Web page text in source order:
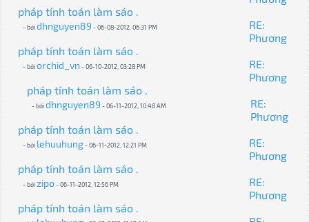
pháp tính toán làm sáo .
- bởidhnguyen89 - 06-08-2012, 06:31 PM
RE:
Phương
pháp tính toán làm sáo .
- bởiorchid_vn - 06-10-2012, 03:28 PM
RE:
Phương
pháp tính toán làm sáo .
- bởidhnguyen89 - 06-11-2012, 10:48 AM
RE:
Phương
pháp tính toán làm sáo .
- bởi lehuuhung- 06-11-2012, 12:21 PM
RE:
Phương
pháp tính toán làm sáo .
- bởizipo- 06-11-2012, 12:56 PM
RE:
Phương
pháp tính toán làm sáo .